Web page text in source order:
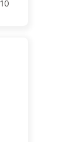
10